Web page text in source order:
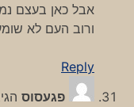
אבל כאן בעצם
ורוב העם לא
Reply
פגעסוס